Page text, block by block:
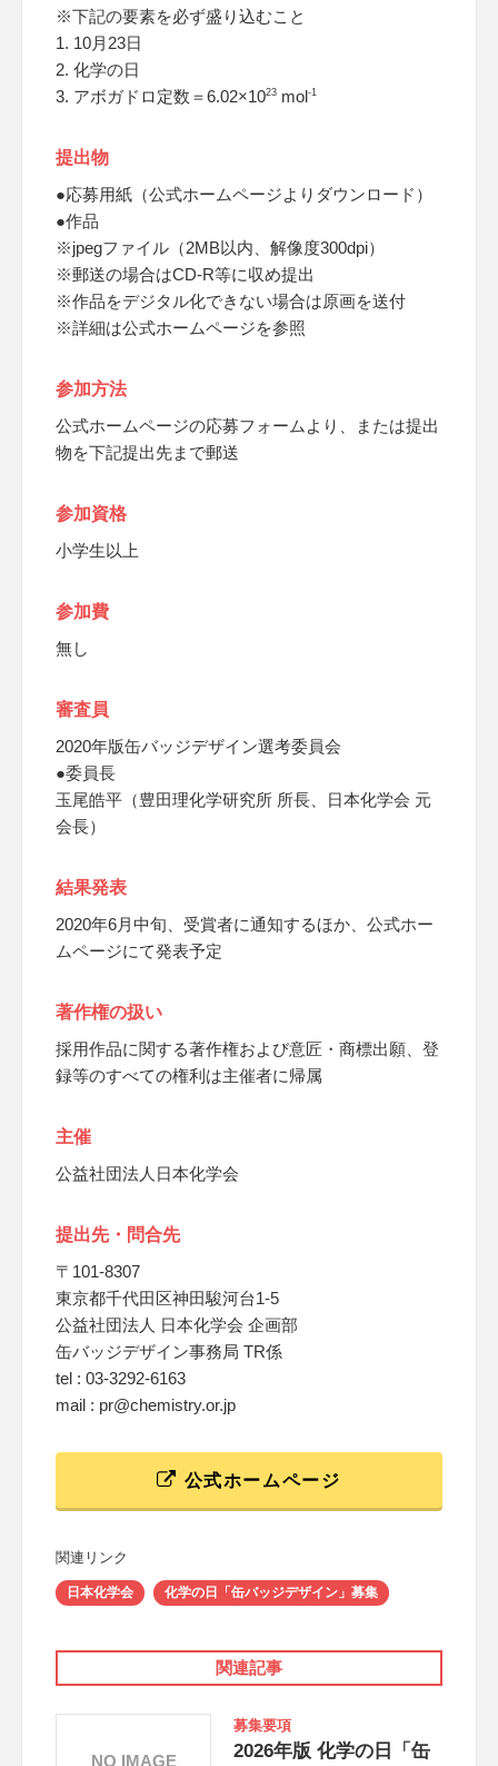
※下記の要素を必ず盛り込むこと
1. 10月23日
2. 化学の日
3. アボガドロ定数＝6.02×1023 mol-1
提出物
●応募用紙（公式ホームページよりダウンロード）
●作品
※jpegファイル（2MB以内、解像度300dpi）
※郵送の場合はCD-R等に収め提出
※作品をデジタル化できない場合は原画を送付
※詳細は公式ホームページを参照
参加方法
公式ホームページの応募フォームより、または提出
物を下記提出先まで郵送
参加資格
小学生以上
参加費
無し
審査員
2020年版缶バッジデザイン選考委員会
●委員長
玉尾皓平（豊田理化学研究所 所長、日本化学会 元
会長）
結果発表
2020年6月中旬、受賞者に通知するほか、公式ホー
ムページにて発表予定
著作権の扱い
採用作品に関する著作権および意匠・商標出願、登
録等のすべての権利は主催者に帰属
主催
公益社団法人日本化学会
提出先・問合先
〒101-8307
東京都千代田区神田駿河台1-5
公益社団法人 日本化学会 企画部
缶バッジデザイン事務局 TR係
tel : 03-3292-6163
mail : pr@chemistry.or.jp
公式ホームページ
関連リンク
日本化学会 化学の日「缶バッジデザイン」募集
関連記事
募集要項
2026年版 化学の日「缶
NO IMAGE